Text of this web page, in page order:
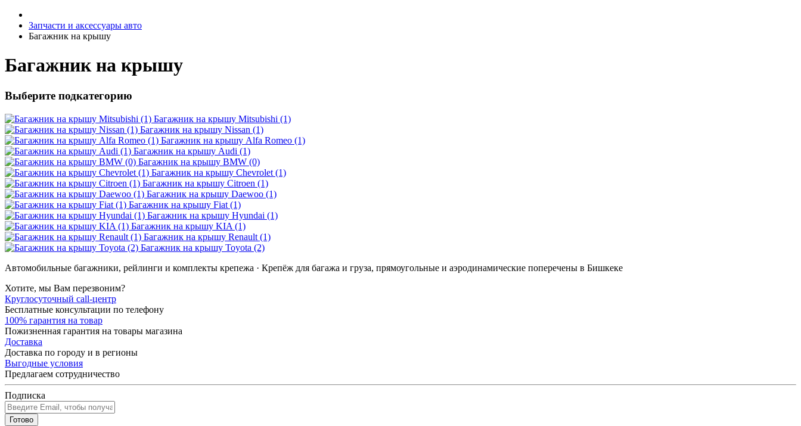
Запчасти и аксессуары авто
Багажник на крышу
Багажник на крышу
Выберите подкатегорию
Багажник на крышу Mitsubishi (1)
Багажник на крышу Nissan (1)
Багажник на крышу Alfa Romeo (1)
Багажник на крышу Audi (1)
Багажник на крышу BMW (0)
Багажник на крышу Chevrolet (1)
Багажник на крышу Citroen (1)
Багажник на крышу Daewoo (1)
Багажник на крышу Fiat (1)
Багажник на крышу Hyundai (1)
Багажник на крышу KIA (1)
Багажник на крышу Renault (1)
Багажник на крышу Toyota (2)
Автомобильные багажники, рейлинги и комплекты крепежа · Крепёж для багажа и груза, прямоугольные и аэродинамические поперечены в Бишкеке
Хотите, мы Вам перезвоним?
Круглосуточный call-центр
Бесплатные консультации по телефону
100% гарантия на товар
Пожизненная гарантия на товары магазина
Доставка
Доставка по городу и в регионы
Выгодные условия
Предлагаем сотрудничество
Подписка
Готово